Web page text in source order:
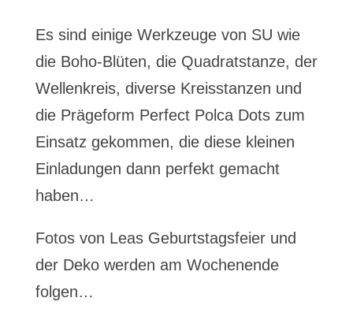
Es sind einige Werkzeuge von SU wie
die Boho-Blüten, die Quadratstanze, der
Wellenkreis, diverse Kreisstanzen und
die Prägeform Perfect Polca Dots zum
Einsatz gekommen, die diese kleinen
Einladungen dann perfekt gemacht
haben…
Fotos von Leas Geburtstagsfeier und
der Deko werden am Wochenende
folgen…